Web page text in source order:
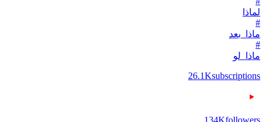
لماذا
#
ماذا_بعد
#
ماذا_لو
26.1Ksubscriptions